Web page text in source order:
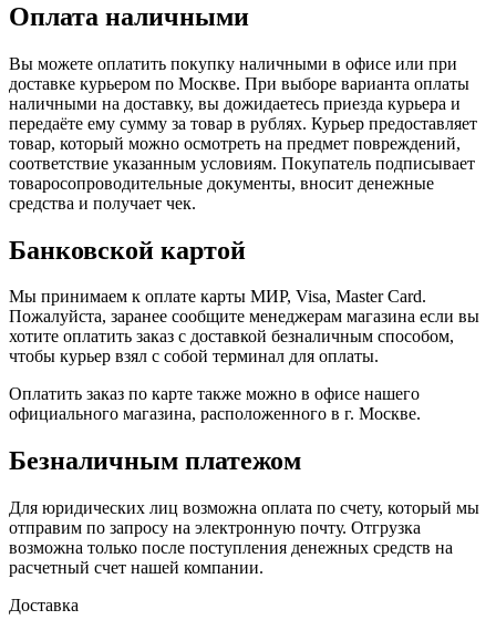
Оплата наличными
Вы можете оплатить покупку наличными в офисе или при
доставке курьером по Москве. При выборе варианта оплаты
наличными на доставку, вы дожидаетесь приезда курьера и
передаёте ему сумму за товар в рублях. Курьер предоставляет
товар, который можно осмотреть на предмет повреждений,
соответствие указанным условиям. Покупатель подписывает
товаросопроводительные документы, вносит денежные
средства и получает чек.
Банковской картой
Мы принимаем к оплате карты МИР, Visa, Master Card.
Пожалуйста, заранее сообщите менеджерам магазина если вы
хотите оплатить заказ с доставкой безналичным способом,
чтобы курьер взял с собой терминал для оплаты.
Оплатить заказ по карте также можно в офисе нашего
официального магазина, расположенного в г. Москве.
Безналичным платежом
Для юридических лиц возможна оплата по счету, который мы
отправим по запросу на электронную почту. Отгрузка
возможна только после поступления денежных средств на
расчетный счет нашей компании.
Доставка